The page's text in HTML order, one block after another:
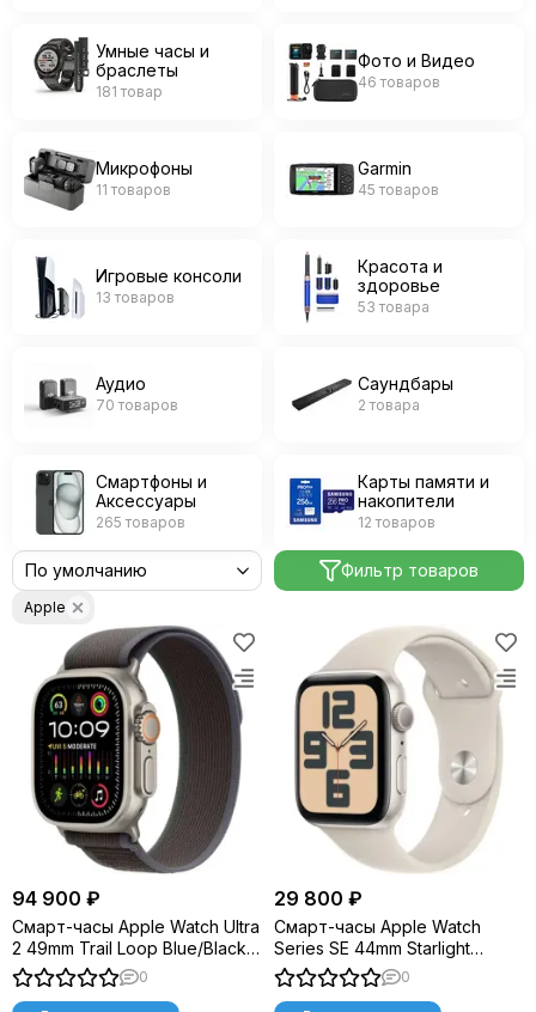
Умные часы и
браслеты
181 товар
Фото и Видео
46 товаров
Микрофоны
11 товаров
Garmin
45 товаров
Игровые консоли
13 товаров
Красота и
здоровье
53 товара
Аудио
70 товаров
Саундбары
2 товара
Смартфоны и
Аксессуары
265 товаров
Карты памяти и
накопители
12 товаров
Фильтр товаров
Apple
94 900 ₽
Смарт-часы Apple Watch Ultra
2 49mm Trail Loop Blue/Black
M/L
0
29 800 ₽
Смарт-часы Apple Watch
Series SE 44mm Starlight
Aluminium S/M (2023) MRE43
0